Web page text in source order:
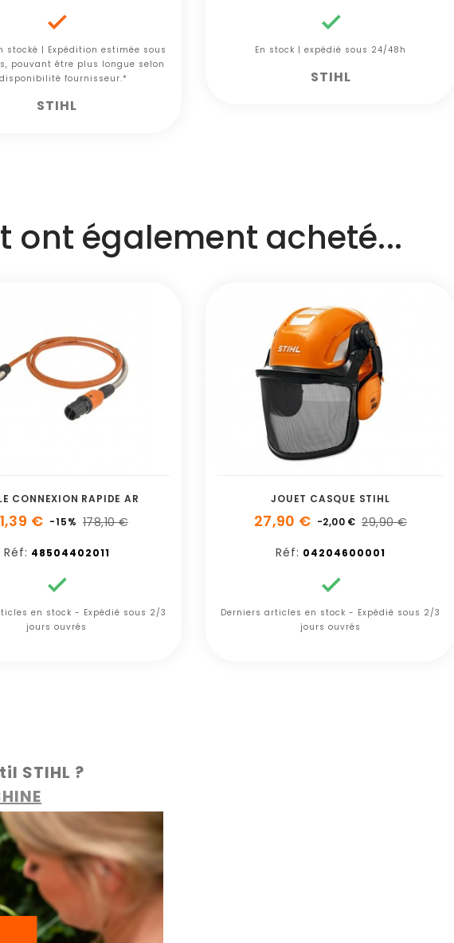

stocké | Expédition estimée sous
pouvant être plus longue selon
fournisseur.*
STIHL

En stock | expédié sous 24/48h
STIHL
ont également acheté...
CONNEXION RAPIDE AR
€ -15% 178,10 €
Réf: 48504402011

en stock - Expédié sous 2/3
jours ouvrés
JOUET CASQUE STIHL
27,90 € -2,00 € 29,90 €
Réf: 04204600001

Derniers articles en stock - Expédié sous 2/3
jours ouvrés
STIHL ?